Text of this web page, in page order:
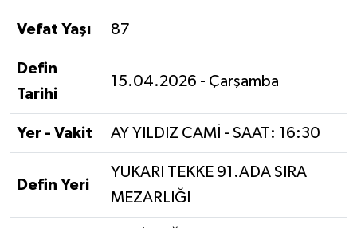
Vefat Yaşı 87
Defin
Tarihi
15.04.2026 - Çarşamba
Yer - Vakit AY YILDIZ CAMİ - SAAT: 16:30
Defin Yeri
YUKARI TEKKE 91.ADA SIRA
MEZARLIĞI